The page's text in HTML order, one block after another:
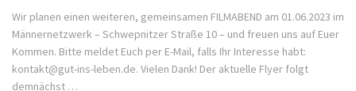
Wir planen einen weiteren, gemeinsamen FILMABEND am 01.06.2023 im
Männernetzwerk – Schwepnitzer Straße 10 – und freuen uns auf Euer
Kommen. Bitte meldet Euch per E-Mail, falls Ihr Interesse habt:
kontakt@gut-ins-leben.de. Vielen Dank! Der aktuelle Flyer folgt
demnächst …